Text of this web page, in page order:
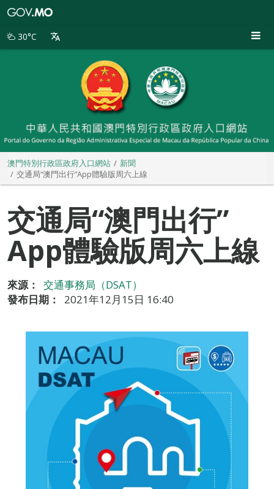
別
30°C
澳門特別行政區政府入口網站
新聞
交通局“澳門出行”App體驗版周六上線
交通局“澳門出行”
App體驗版周六上線
來源：
交通事務局（DSAT）
發布日期：
2021年12月15日 16:40